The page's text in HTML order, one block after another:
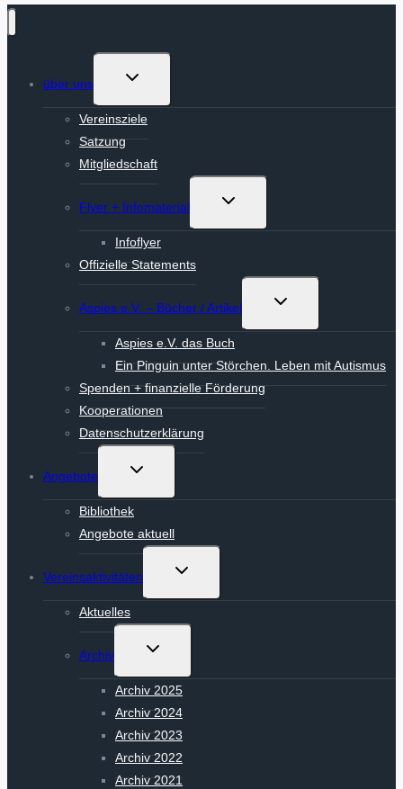
über uns
Untermenü
Vereinsziele
Satzung
Mitgliedschaft
Flyer + Infomaterial
Untermenü
Infoflyer
Offizielle Statements
Aspies e.V. – Bücher / Artikel
Untermenü
Aspies e.V. das Buch
Ein Pinguin unter Störchen. Leben mit Autismus
Spenden + finanzielle Förderung
Kooperationen
Datenschutzerklärung
Angebote
Untermenü
Bibliothek
Angebote aktuell
Vereinsaktivitäten
Untermenü
Aktuelles
Archiv
Untermenü
Archiv 2025
Archiv 2024
Archiv 2023
Archiv 2022
Archiv 2021